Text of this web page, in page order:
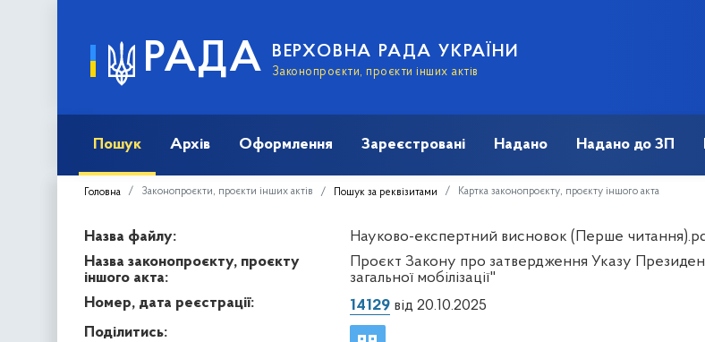
РАДА ВЕРХОВНА РАДА УКРАЇНИ
Законопроєкти, проєкти інших актів
Пошук Архів Оформлення Зареєстровані Надано Надано до ЗП
Головна Законопроєкти, проєкти інших актів Пошук за реквізитами Картка законопроєкту, проєкту іншого акта
Назва файлу:
Науково-експертний висновок (Перше
Назва законопроєкту, проєкту
іншого акта:
Проєкт Закону про затвердження Указу
загальної мобілізації"
Номер, дата реєстрації:
14129від 20.10.2025
Поділитись: